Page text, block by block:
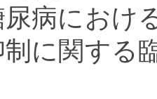
病におけ
に関する